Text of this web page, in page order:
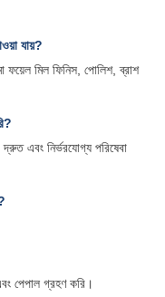
যায়?
ফয়েল মিল ফিনিস, পোলিশ, ব্রাশ
এবং নির্ভরযোগ্য পরিষেবা
পেপাল গ্রহণ করি।